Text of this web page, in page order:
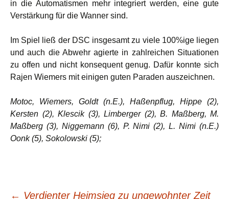
in die Automatismen mehr integriert werden, eine gute
Verstärkung für die Wanner sind.
Im Spiel ließ der DSC insgesamt zu viele 100%ige liegen
und auch die Abwehr agierte in zahlreichen Situationen
zu offen und nicht konsequent genug. Dafür konnte sich
Rajen Wiemers mit einigen guten Paraden auszeichnen.
Motoc, Wiemers, Goldt (n.E.), Haßenpflug, Hippe (2),
Kersten (2), Klescik (3), Limberger (2), B. Maßberg, M.
Maßberg (3), Niggemann (6), P. Nimi (2), L. Nimi (n.E.)
Oonk (5), Sokolowski (5);
← Verdienter Heimsieg zu ungewohnter Zeit